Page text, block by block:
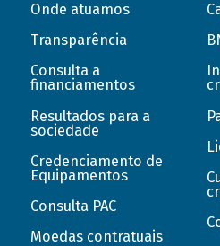
Onde atuamos
Transparência
Consulta a
financiamentos
Resultados para a
sociedade
Credenciamento de
Equipamentos
Consulta PAC
Moedas contratuais